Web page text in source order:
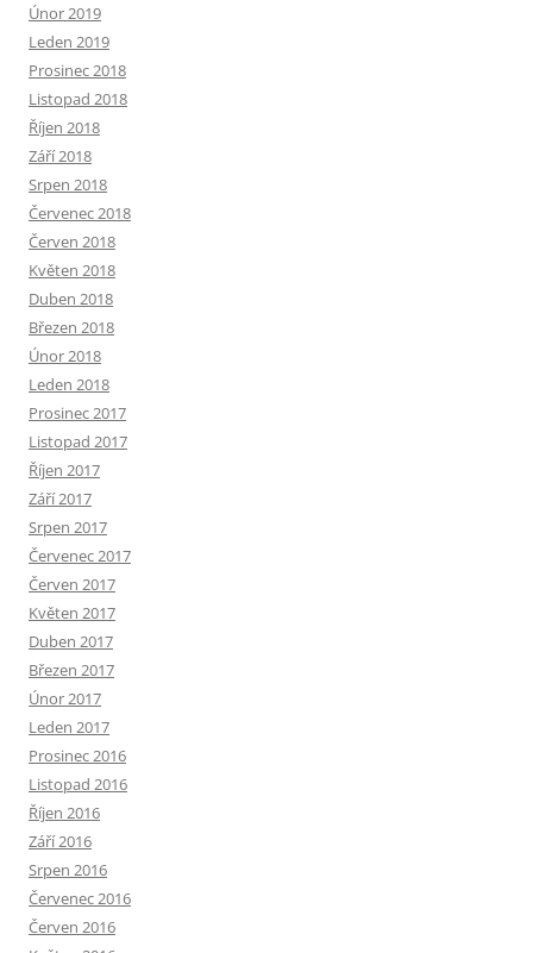
Únor 2019
Leden 2019
Prosinec 2018
Listopad 2018
Říjen 2018
Září 2018
Srpen 2018
Červenec 2018
Červen 2018
Květen 2018
Duben 2018
Březen 2018
Únor 2018
Leden 2018
Prosinec 2017
Listopad 2017
Říjen 2017
Září 2017
Srpen 2017
Červenec 2017
Červen 2017
Květen 2017
Duben 2017
Březen 2017
Únor 2017
Leden 2017
Prosinec 2016
Listopad 2016
Říjen 2016
Září 2016
Srpen 2016
Červenec 2016
Červen 2016